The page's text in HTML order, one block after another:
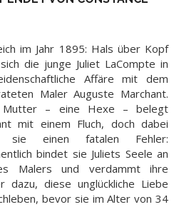
im Jahr 1895: Hals über Kopf
die junge Juliet LaCompte in
Affäre mit dem
Maler Auguste Marchant.
Mutter – eine Hexe – belegt
mit einem Fluch, doch dabei
sie einen fatalen Fehler:
bindet sie Juliets Seele an
Malers und verdammt ihre
dazu, diese unglückliche Liebe
bevor sie im Alter von 34